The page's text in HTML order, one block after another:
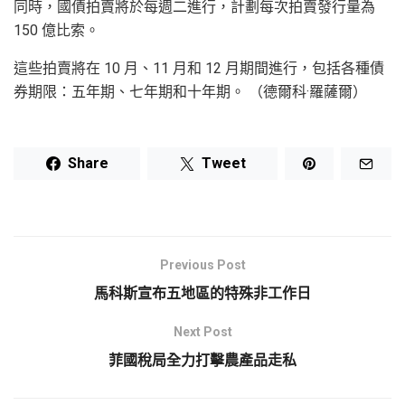
同時，國債拍賣將於每週二進行，計劃每次拍賣發行量為
150 億比索。
這些拍賣將在 10 月、11 月和 12 月期間進行，包括各種債
券期限：五年期、七年期和十年期。 （德爾科·羅薩爾）
Share Tweet
Previous Post
馬科斯宣布五地區的特殊非工作日
Next Post
菲國稅局全力打擊農產品走私